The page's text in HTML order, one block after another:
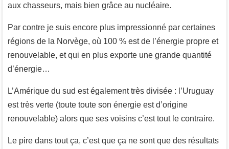
aux chasseurs, mais bien grâce au nucléaire.
Par contre je suis encore plus impressionné par certaines
régions de la Norvège, où 100 % est de l’énergie propre et
renouvelable, et qui en plus exporte une grande quantité
d’énergie…
L’Amérique du sud est également très divisée : l’Uruguay
est très verte (toute toute son énergie est d’origine
renouvelable) alors que ses voisins c’est tout le contraire.
Le pire dans tout ça, c’est que ça ne sont que des résultats